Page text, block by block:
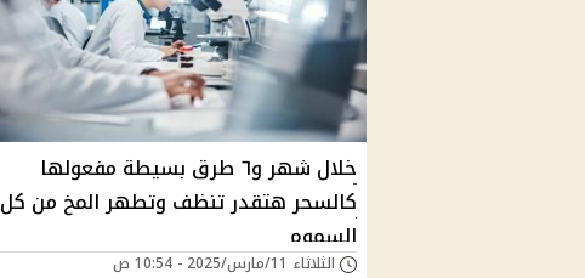
خلال شهر و٦ طرق بسيطة مفعولها
كالسحر هتقدر تنظف وتطهر المخ من كل
السموم
الثلاثاء 11/مارس/2025 - 10:54 ص